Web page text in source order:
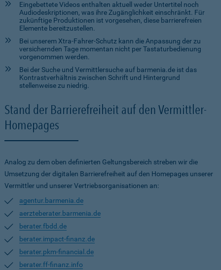
Eingebettete Videos enthalten aktuell weder Untertitel noch
Audiodeskriptionen, was ihre Zugänglichkeit einschränkt. Für
zukünftige Produktionen ist vorgesehen, diese barrierefreien
Elemente bereitzustellen.
Bei unserem Xtra-Fahrer-Schutz kann die Anpassung der zu
versichernden Tage momentan nicht per Tastaturbedienung
vorgenommen werden.
Bei der Suche und Vermittlersuche auf barmenia.de ist das
Kontrastverhältnis zwischen Schrift und Hintergrund
stellenweise zu niedrig.
Stand der Barrierefreiheit auf den Vermittler-
Homepages
Analog zu dem oben definierten Geltungsbereich streben wir die
Umsetzung der digitalen Barrierefreiheit auf den Homepages unserer
Vermittler und unserer Vertriebsorganisationen an:
agentur.barmenia.de
aerzteberater.barmenia.de
berater.fbdd.de
berater.impact-finanz.de
berater.pkm-financial.de
berater.ff-finanz.info